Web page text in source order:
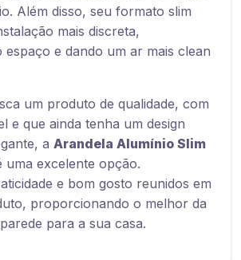
Além disso, seu formato slim
mais discreta,
espaço e dando um ar mais clean
um produto de qualidade, com
e que ainda tenha um design
a Arandela Alumínio Slim
uma excelente opção.
e bom gosto reunidos em
proporcionando o melhor da
para a sua casa.